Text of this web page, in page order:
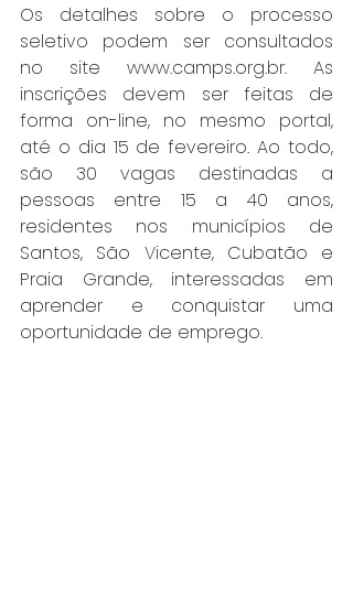
Os detalhes sobre o processo
seletivo podem ser consultados
no site www.camps.org.br. As
inscrições devem ser feitas de
forma on-line, no mesmo portal,
até o dia 15 de fevereiro. Ao todo,
são 30 vagas destinadas a
pessoas entre 15 a 40 anos,
residentes nos municípios de
Santos, São Vicente, Cubatão e
Praia Grande, interessadas em
aprender e conquistar uma
oportunidade de emprego.